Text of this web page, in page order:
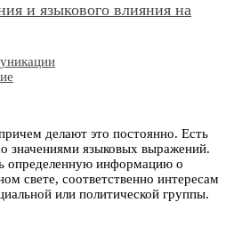
и языкового влияния на
делают это постоянно. Есть
значениями языковых выражений.
определенную информацию о
свете, соответственно интересам
или политической группы.